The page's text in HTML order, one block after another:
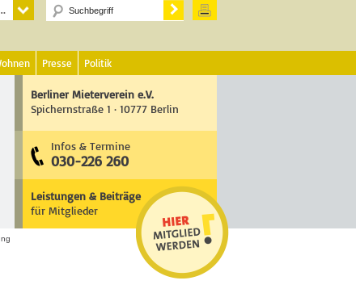
Presse Politik
Berliner Mieterverein e.V.
Spichernstraße 1 · 10777 Berlin
Infos & Termine
030-226 260
Leistungen & Beiträge
für Mitglieder